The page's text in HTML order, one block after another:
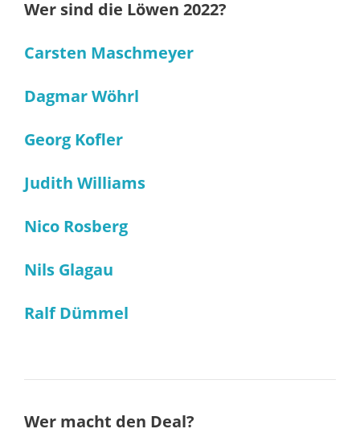
Wer sind die Löwen 2022?
Carsten Maschmeyer
Dagmar Wöhrl
Georg Kofler
Judith Williams
Nico Rosberg
Nils Glagau
Ralf Dümmel
Wer macht den Deal?